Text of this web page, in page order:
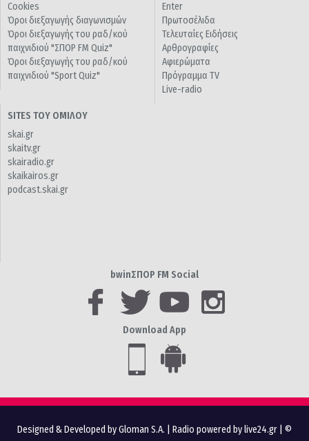
Cookies
Όροι διεξαγωγής διαγωνισμών
Όροι διεξαγωγής του ραδ/κού
παιχνιδιού "ΣΠΟΡ FM Quiz"
Όροι διεξαγωγής του ραδ/κού
παιχνιδιού "Sport Quiz"
Enter
Πρωτοσέλιδα
Τελευταίες Ειδήσεις
Αρθρογραφίες
Αφιερώματα
Πρόγραμμα TV
Live-radio
SITES ΤΟΥ ΟΜΙΛΟΥ
skai.gr
skaitv.gr
skairadio.gr
skaikairos.gr
podcast.skai.gr
bwinΣΠΟΡ FM Social
Download App
Designed & Developed by Gloman S.A. Radio powered by live24.gr | ©